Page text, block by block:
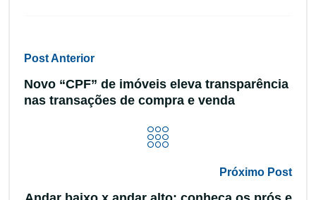
Post Anterior
Novo “CPF” de imóveis eleva transparência
nas transações de compra e venda
Próximo Post